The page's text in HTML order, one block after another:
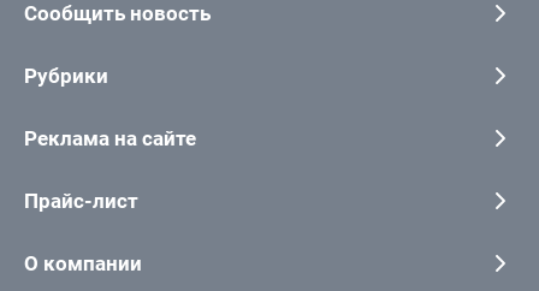
Сообщить новость
Рубрики
Реклама на сайте
Прайс-лист
О компании